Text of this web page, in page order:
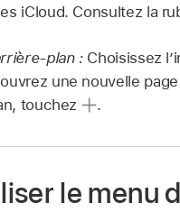
iCloud. Consultez la
plan : Choisissez
une nouvelle
touchez
.
le menu